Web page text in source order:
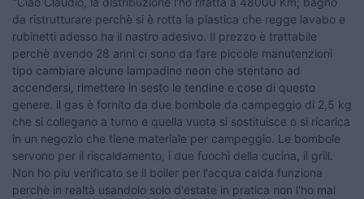
da ristrutturare perchè si è rotta la plastica che regge lavabo e
rubinetti adesso ha il nastro adesivo. Il prezzo è trattabile
perchè avendo 28 anni ci sono da fare piccole manutenzioni
tipo cambiare alcune lampadine neon che stentano ad
accendersi, rimettere in sesto le tendine e cose di questo
genere. il gas è fornito da due bombole da campeggio di 2,5 kg
che si collegano a turno e quella vuota si sostituisce o si ricarica
in un negozio che tiene materiale per campeggio. Le bombole
servono per il riscaldamento, i due fuochi della cucina, il grill.
Non ho piu verificato se il boiler per l'acqua calda funziona
perchè in realtà usandolo solo d'estate in pratica non l'ho mai